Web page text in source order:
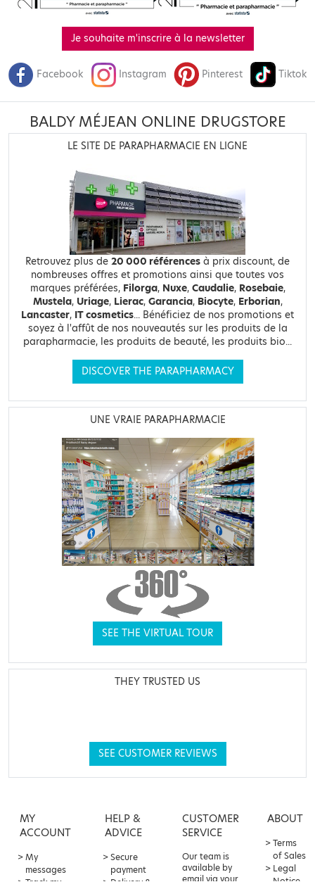
Je souhaite m'inscrire à la newsletter
Facebook Instagram Pinterest Tiktok
BALDY MÉJEAN ONLINE DRUGSTORE
LE SITE DE PARAPHARMACIE EN LIGNE
Retrouvez plus de 20 000 références à prix discount, de
nombreuses offres et promotions ainsi que toutes vos
marques préférées, Filorga, Nuxe, Caudalie, Rosebaie,
Mustela, Uriage, Lierac, Garancia, Biocyte, Erborian,
Lancaster, IT cosmetics... Bénéficiez de nos promotions et
soyez à l'affût de nos nouveautés sur les produits de la
parapharmacie, les produits de beauté, les produits bio...
DISCOVER THE PARAPHARMACY
UNE VRAIE PARAPHARMACIE
SEE THE VIRTUAL TOUR
THEY TRUSTED US
SEE CUSTOMER REVIEWS
MY
ACCOUNT
My
messages
Track my
HELP &
ADVICE
Secure
payment
Delivery &
CUSTOMER
SERVICE
Our team is
available by
email via your
ABOUT
Terms
of Sales
Legal
Notice